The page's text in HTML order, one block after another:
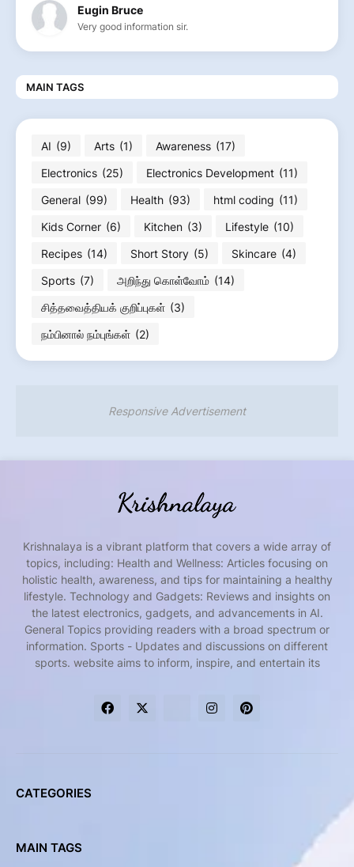
Eugin Bruce
Very good information sir.
MAIN TAGS
AI (9) Arts (1) Awareness (17)
Electronics (25) Electronics Development (11)
General (99) Health (93) html coding (11)
Kids Corner (6) Kitchen (3) Lifestyle (10)
Recipes (14) Short Story (5) Skincare (4)
Sports (7) அறிந்து கொள்வோம் (14)
சித்தவைத்தியக் குறிப்புகள் (3)
நம்பினால் நம்புங்கள் (2)
Responsive Advertisement
Krishnalaya is a vibrant platform that covers a wide array of
topics, including: Health and Wellness: Articles focusing on
holistic health, awareness, and tips for maintaining a healthy
lifestyle. Technology and Gadgets: Reviews and insights on
the latest electronics, gadgets, and advancements in AI.
General Topics providing readers with a broad spectrum or
information. Sports - Updates and discussions on different
sports. website aims to inform, inspire, and entertain its
CATEGORIES
MAIN TAGS